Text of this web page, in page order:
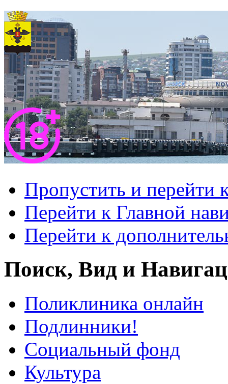
Пропустить и перейти
Перейти к Главной
Перейти к
Поиск, Вид и
Поликлиника онлайн
Подлинники!
Социальный фонд
Культура